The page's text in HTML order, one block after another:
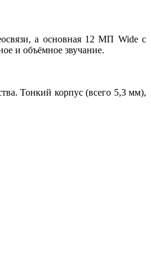
а основная 12 МП Wide с
и объёмное звучание.
Тонкий корпус (всего 5,3 мм),